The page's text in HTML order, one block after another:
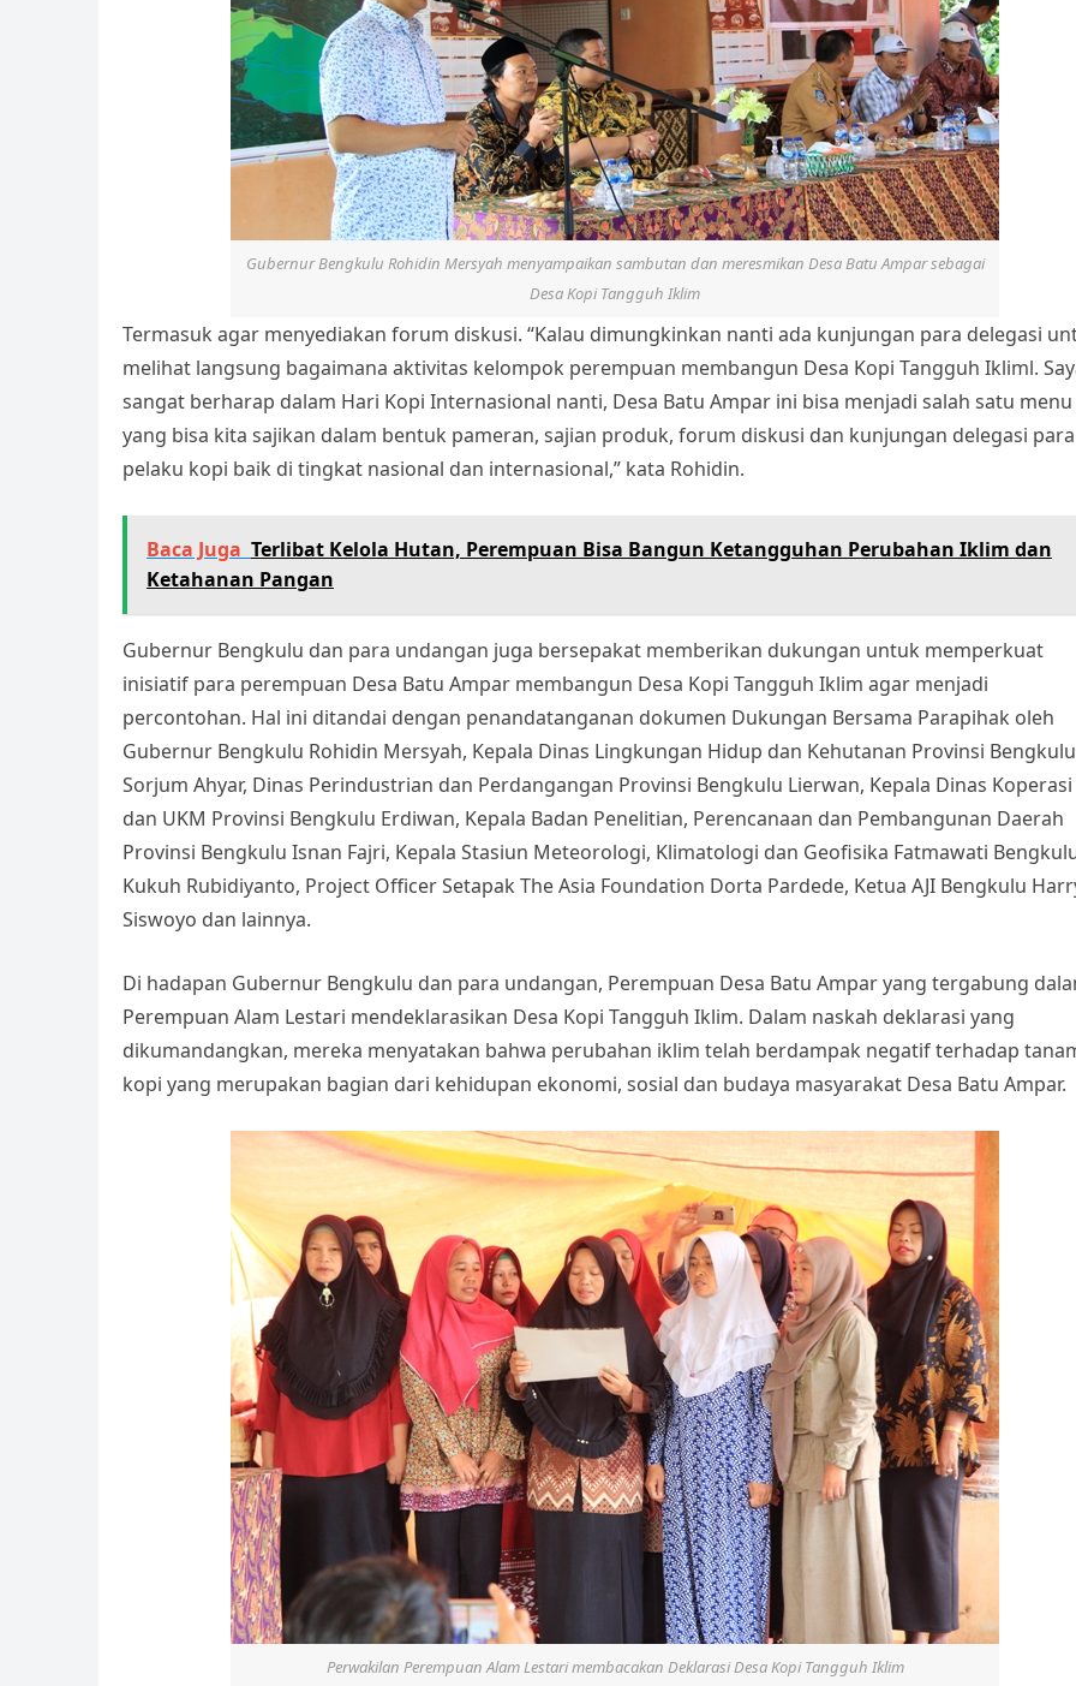
Gubernur Bengkulu Rohidin Mersyah menyampaikan sambutan dan meresmikan Desa Batu Ampar sebagai
Desa Kopi Tangguh Iklim
Termasuk agar menyediakan forum diskusi. “Kalau dimungkinkan nanti ada kunjungan para delegasi
melihat langsung bagaimana aktivitas kelompok perempuan membangun Desa Kopi Tangguh Ikliml.
sangat berharap dalam Hari Kopi Internasional nanti, Desa Batu Ampar ini bisa menjadi salah satu menu
yang bisa kita sajikan dalam bentuk pameran, sajian produk, forum diskusi dan kunjungan delegasi para
pelaku kopi baik di tingkat nasional dan internasional,” kata Rohidin.
Baca Juga Terlibat Kelola Hutan, Perempuan Bisa Bangun Ketangguhan Perubahan Iklim dan
Ketahanan Pangan
Gubernur Bengkulu dan para undangan juga bersepakat memberikan dukungan untuk memperkuat
inisiatif para perempuan Desa Batu Ampar membangun Desa Kopi Tangguh Iklim agar menjadi
percontohan. Hal ini ditandai dengan penandatanganan dokumen Dukungan Bersama Parapihak oleh
Gubernur Bengkulu Rohidin Mersyah, Kepala Dinas Lingkungan Hidup dan Kehutanan Provinsi Bengkulu
Sorjum Ahyar, Dinas Perindustrian dan Perdangangan Provinsi Bengkulu Lierwan, Kepala Dinas Koperasi
dan UKM Provinsi Bengkulu Erdiwan, Kepala Badan Penelitian, Perencanaan dan Pembangunan Daerah
Provinsi Bengkulu Isnan Fajri, Kepala Stasiun Meteorologi, Klimatologi dan Geofisika Fatmawati
Kukuh Rubidiyanto, Project Officer Setapak The Asia Foundation Dorta Pardede, Ketua AJI Bengkulu
Siswoyo dan lainnya.
Di hadapan Gubernur Bengkulu dan para undangan, Perempuan Desa Batu Ampar yang tergabung
Perempuan Alam Lestari mendeklarasikan Desa Kopi Tangguh Iklim. Dalam naskah deklarasi yang
dikumandangkan, mereka menyatakan bahwa perubahan iklim telah berdampak negatif terhadap
kopi yang merupakan bagian dari kehidupan ekonomi, sosial dan budaya masyarakat Desa Batu Ampar.
Perwakilan Perempuan Alam Lestari membacakan Deklarasi Desa Kopi Tangguh Iklim